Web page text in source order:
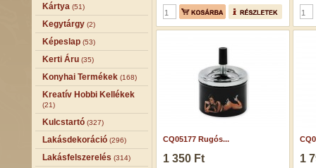
Kártya (51)
Kegytárgy (2)
Képeslap (53)
Kerti Áru (35)
Konyhai Termékek (168)
Kreatív Hobbi Kellékek
(21)
Kulcstartó (327)
Lakásdekoráció (296)
Lakásfelszerelés (314)
CQ05177 Rugós...
1 350 Ft 1